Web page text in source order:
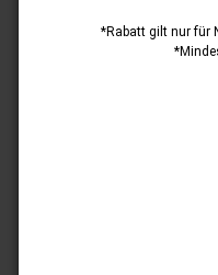
*Rabatt gilt nur für